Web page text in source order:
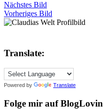
Nächstes Bild
Vorheriges Bild
Translate:
Powered by Translate
Folge mir auf BlogLovin